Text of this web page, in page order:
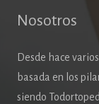
Nosotros
Desde hace
basada en los
siendo